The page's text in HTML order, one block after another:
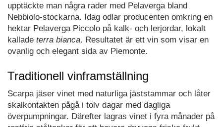
upptäckte man några rader med Pelaverga bland
Nebbiolo-stockarna. Idag odlar producenten omkring en
hektar Pelaverga Piccolo på kalk- och lerjordar, lokalt
kallade terra bianca. Resultatet är ett vin som visar en
ovanlig och elegant sida av Piemonte.
Traditionell vinframställning
Scarpa jäser vinet med naturliga jäststammar och låter
skalkontakten pågå i tolv dagar med dagliga
överpumpningar. Därefter lagras vinet i fyra månader på